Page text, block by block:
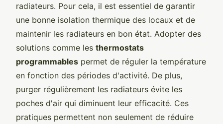
radiateurs. Pour cela, il est essentiel de garantir
une bonne isolation thermique des locaux et de
maintenir les radiateurs en bon état. Adopter des
solutions comme les thermostats
programmables permet de réguler la température
en fonction des périodes d'activité. De plus,
purger régulièrement les radiateurs évite les
poches d'air qui diminuent leur efficacité. Ces
pratiques permettent non seulement de réduire